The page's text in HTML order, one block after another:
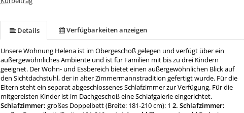
Details Verfügbarkeiten anzeigen
Unsere Wohnung Helena ist im Obergeschoß gelegen und verfügt über ein
außergewöhnliches Ambiente und ist für Familien mit bis zu drei Kindern
geeignet. Der Wohn- und Essbereich bietet einen außergewöhnlichen Blick auf
den Sichtdachstuhl, der in alter Zimmermannstradition gefertigt wurde. Für die
Eltern steht ein separat abgeschlossenes Schlafzimmer zur Verfügung. Für die
mitgereisten Kinder ist im Dachgeschoß eine Schlafgalerie eingerichtet.
Schlafzimmer:großes Doppelbett (Breite: 181-210 cm): 1 2. Schlafzimmer: